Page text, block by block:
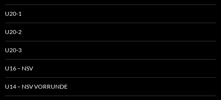
U20-1
U20-2
U20-3
U16 – NSV
U14 – NSV VORRUNDE